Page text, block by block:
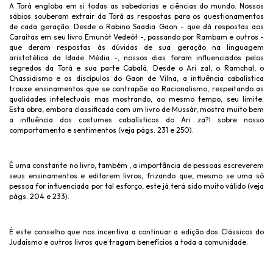
A Torá engloba em si todas as sabedorias e ciências do mundo. Nossos
sábios souberam extrair da Torá as respostas para os questionamentos
de cada geração. Desde o Rabino Saadia Gaon - que dá respostas aos
Caraítas em seu livro Emunót Vedeót -, passando por Rambam e outros -
que deram respostas às dúvidas de sua geração na linguagem
aristotélica da Idade Média -, nossos dias foram influenciados pelos
segredos da Torá e sua parte Cabalá. Desde o Ari zal, o Ramchal, o
Chassidismo e os discípulos do Gaon de Vilna, a influência cabalística
trouxe ensinamentos que se contrapõe ao Racionalismo, respeitando as
qualidades intelectuais mas mostrando, ao mesmo tempo, seu limite.
Esta obra, embora classificada com um livro de Mussár, mostra muito bem
a influência dos costumes cabalísticos do Ari za?l sobre nosso
comportamento e sentimentos (veja págs. 231 e 250).
É uma constante no livro, também , a importância de pessoas escreverem
seus ensinamentos e editarem livros, frizando que, mesmo se uma só
pessoa for influenciada por tal esforço, este já terá sido muito válido (veja
págs. 204 e 233).
É este conselho que nos incentiva a continuar a edição dos Clássicos do
Judaísmo e outros livros que tragam benefícios a toda a comunidade.